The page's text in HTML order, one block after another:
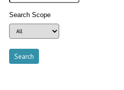
Search Scope